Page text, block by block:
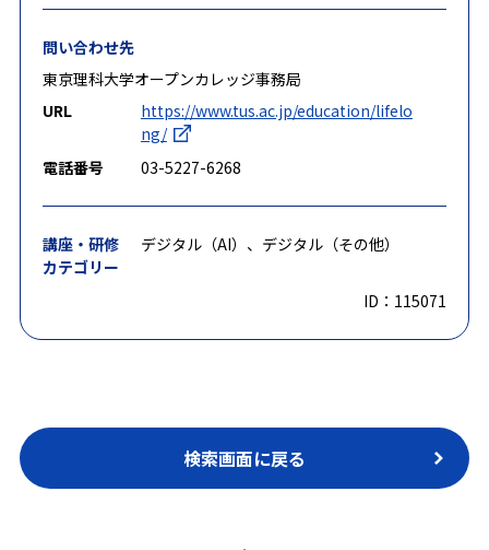
問い合わせ先
東京理科大学オープンカレッジ事務局
URL
https://www.tus.ac.jp/education/lifelo
ng/
電話番号
03-5227-6268
講座・研修
カテゴリー
デジタル（AI）、デジタル（その他）
ID：115071
検索画面に戻る